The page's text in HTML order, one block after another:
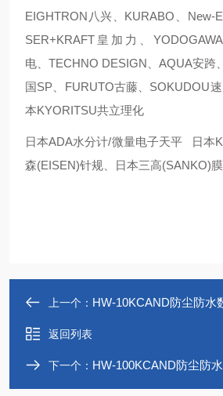
EIGHTRON八兴、KURABO、New-
SER+KRAFT皇加力、
电、TECHNO DESIGN、AQUA安跨
国SP、FURUTO古藤、SOKUDOU
本KYORITSU共立理化
日本ADA水分计/微量电子天平 日本
森(EISEN)针规、日本三高(SANKO)
上一个： HW-10KCAND防尘防水数
返回列表
下一个： HW-100KCAND防尘防水数